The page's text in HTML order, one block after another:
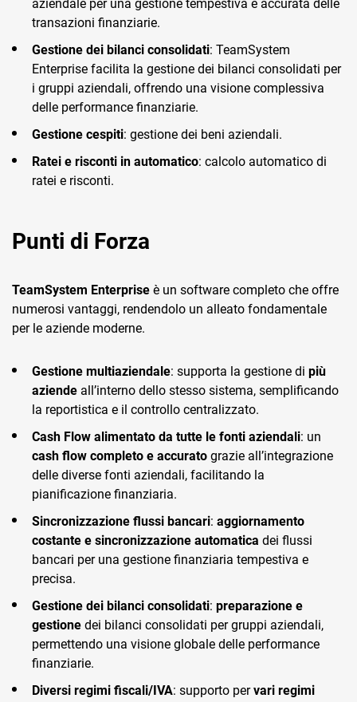
aziendale per una gestione tempestiva e accurata delle
transazioni finanziarie.
Gestione dei bilanci consolidati: TeamSystem
Enterprise facilita la gestione dei bilanci consolidati per
i gruppi aziendali, offrendo una visione complessiva
delle performance finanziarie.
Gestione cespiti: gestione dei beni aziendali.
Ratei e risconti in automatico: calcolo automatico di
ratei e risconti.
Punti di Forza
TeamSystem Enterprise è un software completo che offre
numerosi vantaggi, rendendolo un alleato fondamentale
per le aziende moderne.
Gestione multiaziendale: supporta la gestione di più
aziende all’interno dello stesso sistema, semplificando
la reportistica e il controllo centralizzato.
Cash Flow alimentato da tutte le fonti aziendali: un
cash flow completo e accurato grazie all’integrazione
delle diverse fonti aziendali, facilitando la
pianificazione finanziaria.
Sincronizzazione flussi bancari: aggiornamento
costante e sincronizzazione automatica dei flussi
bancari per una gestione finanziaria tempestiva e
precisa.
Gestione dei bilanci consolidati: preparazione e
gestione dei bilanci consolidati per gruppi aziendali,
permettendo una visione globale delle performance
finanziarie.
Diversi regimi fiscali/IVA: supporto pervari regimi